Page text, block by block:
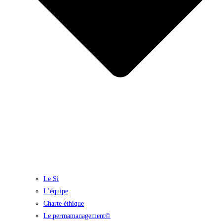
Le Si
L’équipe
Charte éthique
Le permamanagement©